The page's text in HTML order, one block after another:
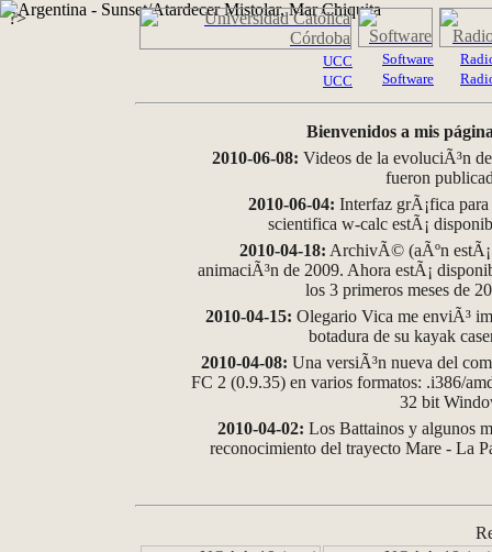
?>
UCC
UCC
Software
Software
Bienvenidos a mis
2010-06-08: Videos de la evoluciÃ³n
fueron
2010-06-04: Interfaz grÃ¡fica
scientifica w-calc estÃ¡
2010-04-18: ArchivÃ© (aÃºn
animaciÃ³n de 2009. Ahora estÃ¡
los 3 primeros meses de
2010-04-15: Olegario Vica me enviÃ³
botadura de su kayak
2010-04-08: Una versiÃ³n nueva del
FC 2 (0.9.35) en varios formatos: .i386/
32 bit
2010-04-02: Los Battainos y algunos
reconocimiento del trayecto Mare - La